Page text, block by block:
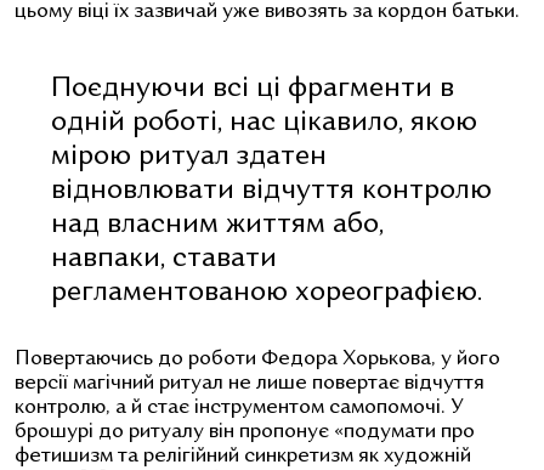
цьому віці їх зазвичай уже вивозять за кордон батьки.
Поєднуючи всі ці фрагменти в
одній роботі, нас цікавило, якою
мірою ритуал здатен
відновлювати відчуття контролю
над власним життям або,
навпаки, ставати
регламентованою хореографією.
Повертаючись до роботи Федора Хорькова, у його
версії магічний ритуал не лише повертає відчуття
контролю, а й стає інструментом самопомочі. У
брошурі до ритуалу він пропонує «подумати про
фетишизм та релігійний синкретизм як художній